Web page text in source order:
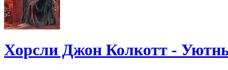
Хорсли Джон Колкотт -